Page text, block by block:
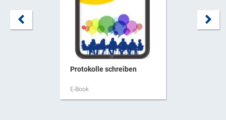
Protokolle schreiben
E-Book